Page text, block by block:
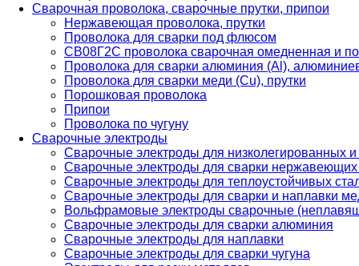
Сварочная проволока, сварочные прутки, припои
Нержавеющая проволока, прутки
Проволока для сварки под флюсом
СВ08Г2С проволока сварочная омедненная и
Проволока для сварки алюминия (Al),
Проволока для сварки меди (Cu), прутки
Порошковая проволока
Припои
Проволока по чугуну
Сварочные электроды
Сварочные электроды для низколегированных и
Сварочные электроды для сварки
Сварочные электроды для теплоустойчивых
Сварочные электроды для сварки и наплавки
Вольфрамовые электроды сварочные
Сварочные электроды для сварки алюминия
Сварочные электроды для наплавки
Сварочные электроды для сварки чугуна